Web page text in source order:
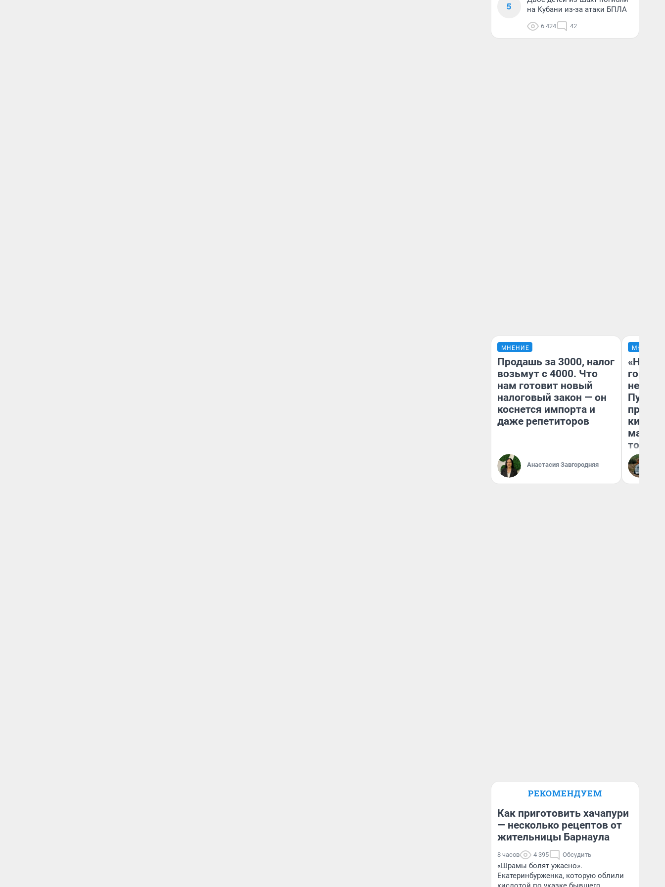
5
на Кубани из-за атаки БПЛА
6 424 42
МНЕНИЕ
Продашь за 3000, налог
возьмут с 4000. Что
нам готовит новый
налоговый закон — он
коснется импорта и
даже репетиторов
Анастасия Завгородняя
МНЕНИЕ
«Нет
того
РЕКОМЕНДУЕМ
Как приготовить хачапури
— несколько рецептов от
жительницы Барнаула
8 часов 4 395 Обсудить
«Шрамы болят ужасно».
Екатеринбурженка, которую облили